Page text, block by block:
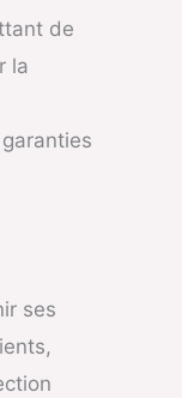
de
la
ses